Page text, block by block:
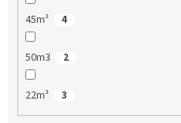
45m³ 4
50m3 2
22m³ 3